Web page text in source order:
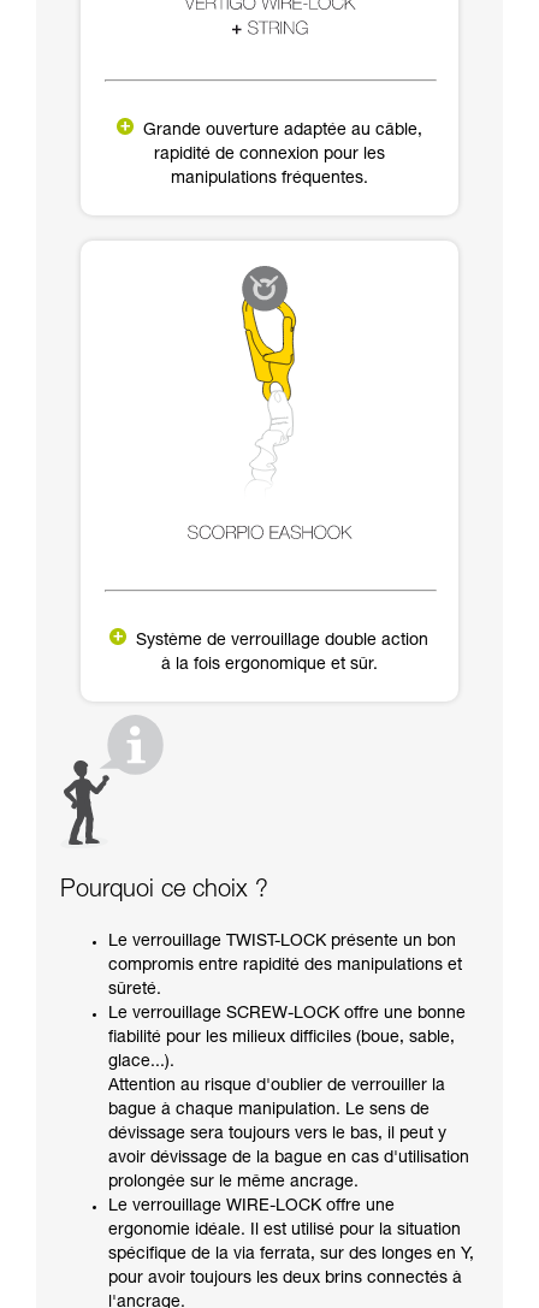
Grande ouverture adaptée au câble,
rapidité de connexion pour les
manipulations fréquentes.
Système de verrouillage double action
à la fois ergonomique et sûr.
Pourquoi ce choix ?
Le verrouillage TWIST-LOCK présente un bon
compromis entre rapidité des manipulations et
sûreté.
Le verrouillage SCREW-LOCK offre une bonne
fiabilité pour les milieux difficiles (boue, sable,
glace...).
Attention au risque d'oublier de verrouiller la
bague à chaque manipulation. Le sens de
dévissage sera toujours vers le bas, il peut y
avoir dévissage de la bague en cas d'utilisation
prolongée sur le même ancrage.
Le verrouillage WIRE-LOCK offre une
ergonomie idéale. Il est utilisé pour la situation
spécifique de la via ferrata, sur des longes en Y,
pour avoir toujours les deux brins connectés à
l'ancrage.